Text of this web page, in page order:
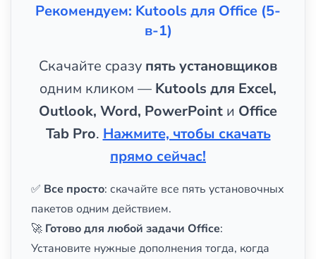
Рекомендуем: Kutools для Office (5-
в-1)
Скачайте сразу пять установщиков
одним кликом — Kutools для Excel,
Outlook, Word, PowerPoint и Office
Tab Pro. Нажмите, чтобы скачать
прямо сейчас!
✅ Все просто: скачайте все пять установочных
пакетов одним действием.
🚀 Готово для любой задачи Office:
Установите нужные дополнения тогда, когда